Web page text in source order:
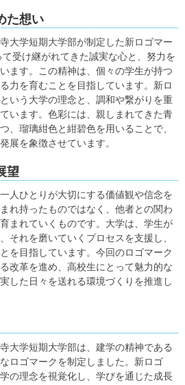
た想い
大学短期大学部が制定した新ロゴマー
受け継がれてきた誠実な心と、努力を
ます。この精神は、個々の学生が持つ
力を育むことを目指しています。新ロ
いう大学の理念と、調和や繋がりを重
います。色彩には、親しまれてきた青
、瑠璃紺色と紺碧色を用いることで、
展を象徴させています。
望
人ひとりが大切にする価値観や信念を
れ持ったものではなく、他者との関わ
まれていくものです。大学は、学生が
それを磨いていくプロセスを支援し、
を目指しています。今回のロゴマーク
改革を進め、高校生にとって魅力的な
した日々を送れる環境づくりを推進し
大学短期大学部は、建学の精神である
ロゴマークを制定しました。新ロゴ
の理念を視覚化し、学びを通じた成長